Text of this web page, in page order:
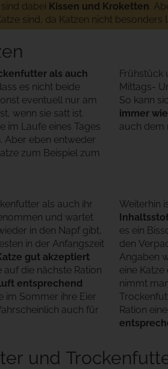
dabei Kissen und Kroketten.
sind, da Katzen nicht besonders
als auch
es nicht beide
eventuell nur am
wenn sie satt ist.
im Laufe eines Tages
Aber eben entweder
zum Beispiel zum
Frühstück
zur Verfügung.
So kann
immer
auch dem
als auch ihr
und wartet
in den Napf gibt,
in der Anfangszeit
gut akzeptiert
auf die nächste Ration
entsprechend
im Sommer ihre Eier
auch für
Weiterhin
es ein
den
Angaben
eine
nimmt
Ration
und